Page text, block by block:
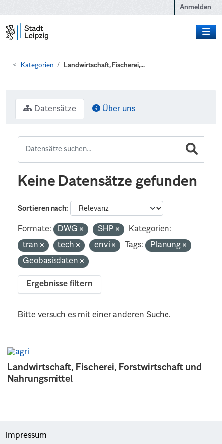
Anmelden
Kategorien Landwirtschaft, Fischerei,...
Landwirtschaft, Fischerei, Forstwirtschaft und
Nahrungsmittel
Datensätze Über uns
Keine Datensätze gefunden
Sortieren nach
Formate: DWG SHP
Kategorien:
tran
tech envi Tags:
Planung
Geobasisdaten
Ergebnisse filtern
Bitte versuch es mit einer anderen Suche.
Impressum